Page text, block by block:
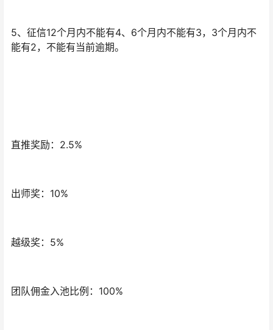
5、征信12个月内不能有4、6个月内不能有3，3个月内不
能有2，不能有当前逾期。
直推奖励：2.5%
出师奖：10%
越级奖：5%
团队佣金入池比例：100%